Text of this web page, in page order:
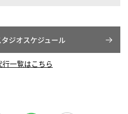
ジオスケジュール
一覧はこちら